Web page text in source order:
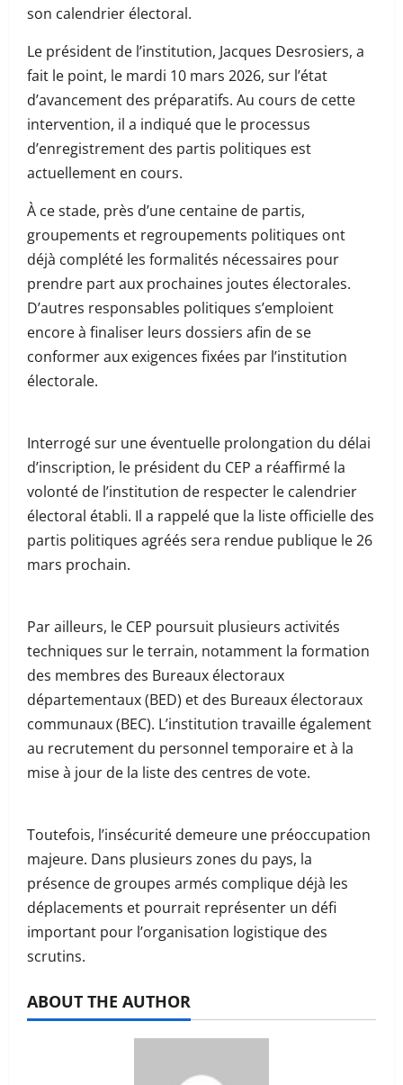
son calendrier électoral.
Le président de l’institution, Jacques Desrosiers, a
fait le point, le mardi 10 mars 2026, sur l’état
d’avancement des préparatifs. Au cours de cette
intervention, il a indiqué que le processus
d’enregistrement des partis politiques est
actuellement en cours.
À ce stade, près d’une centaine de partis,
groupements et regroupements politiques ont
déjà complété les formalités nécessaires pour
prendre part aux prochaines joutes électorales.
D’autres responsables politiques s’emploient
encore à finaliser leurs dossiers afin de se
conformer aux exigences fixées par l’institution
électorale.
Interrogé sur une éventuelle prolongation du délai
d’inscription, le président du CEP a réaffirmé la
volonté de l’institution de respecter le calendrier
électoral établi. Il a rappelé que la liste officielle des
partis politiques agréés sera rendue publique le 26
mars prochain.
Par ailleurs, le CEP poursuit plusieurs activités
techniques sur le terrain, notamment la formation
des membres des Bureaux électoraux
départementaux (BED) et des Bureaux électoraux
communaux (BEC). L’institution travaille également
au recrutement du personnel temporaire et à la
mise à jour de la liste des centres de vote.
Toutefois, l’insécurité demeure une préoccupation
majeure. Dans plusieurs zones du pays, la
présence de groupes armés complique déjà les
déplacements et pourrait représenter un défi
important pour l’organisation logistique des
scrutins.
ABOUT THE AUTHOR